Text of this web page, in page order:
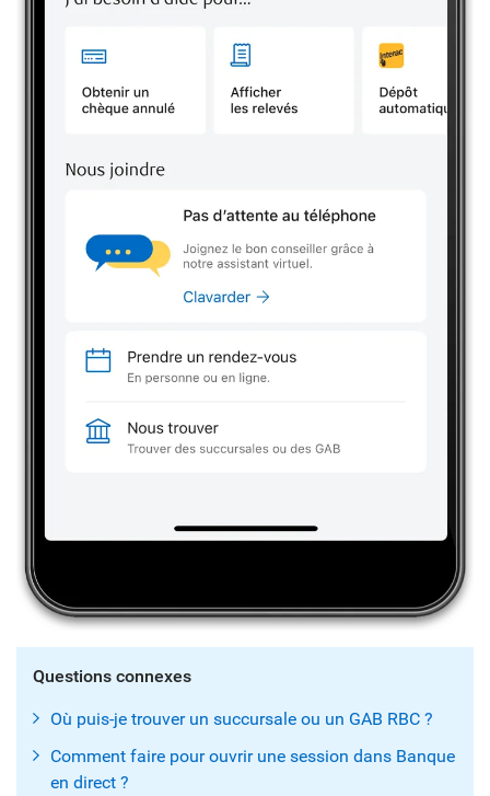
Questions connexes
Où puis-je trouver un succursale ou un GAB RBC ?
Comment faire pour ouvrir une session dans Banque
en direct ?